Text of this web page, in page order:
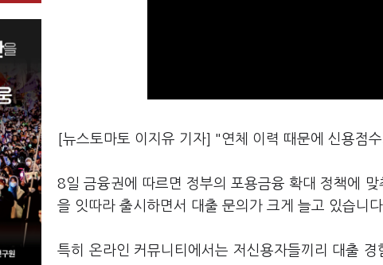
[뉴스토마토 이지유 기자] "연체 이력 때문에 신용점
8일 금융권에 따르면 정부의 포용금융 확대 정책에
을 잇따라 출시하면서 대출 문의가 크게 늘고 있습니다.
특히 온라인 커뮤니티에서는 저신용자들끼리 대출